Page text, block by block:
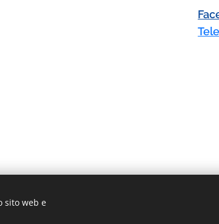
07/2011 - Cap.Soc. Euro 30.000,00 I.V. - Tel:
sito web e